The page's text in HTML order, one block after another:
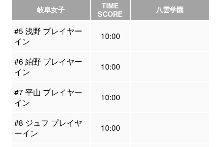
岐阜女子
TIME
SCORE
八雲学園
#5 浅野 プレイヤー
イン
10:00
#6 絈野 プレイヤー
イン
10:00
#7 平山 プレイヤー
イン
10:00
#8 ジュフ プレイヤ
ーイン
10:00